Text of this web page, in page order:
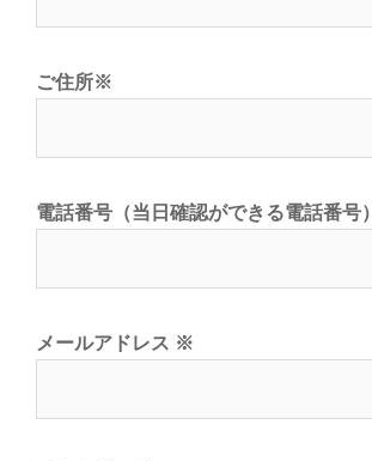
ご住所※
電話番号（当日確認ができる電話番号）
メールアドレス ※